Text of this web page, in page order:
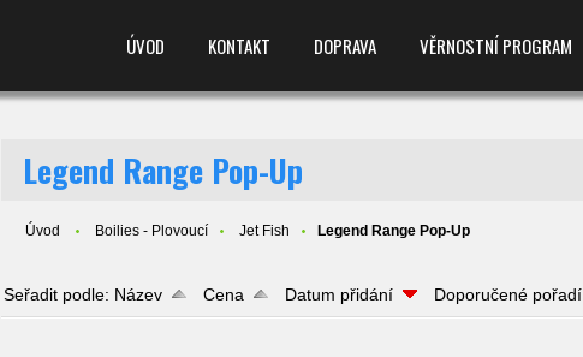
ÚVOD KONTAKT DOPRAVA VĚRNOSTNÍ PROGRAM
Legend Range Pop-Up
Úvod Boilies - Plovoucí Jet Fish Legend Range Pop-Up
Seřadit podle: Název Cena Datum přidání Doporučené pořadí